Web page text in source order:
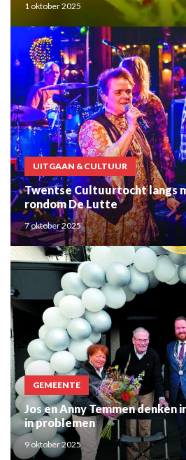
1 oktober 2025
UITGAAN & CULTUUR
Twentse Cultuurtocht langs
rondom De Lutte
7 oktober 2025
GEMEENTE
Jos en Anny Temmen denken
in problemen
9 oktober 2025